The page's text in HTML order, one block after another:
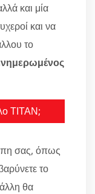
και μία
και να
το
ΤΙΤΑΝ;
σας, όπως
το
θα